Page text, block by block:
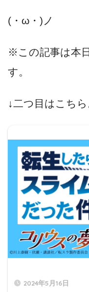
(・ω・)ノ
※この記事は本
す。
↓二つ目はこちら
2024年5月16日